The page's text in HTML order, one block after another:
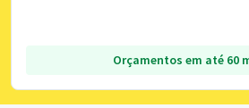
Orçamentos em até 60